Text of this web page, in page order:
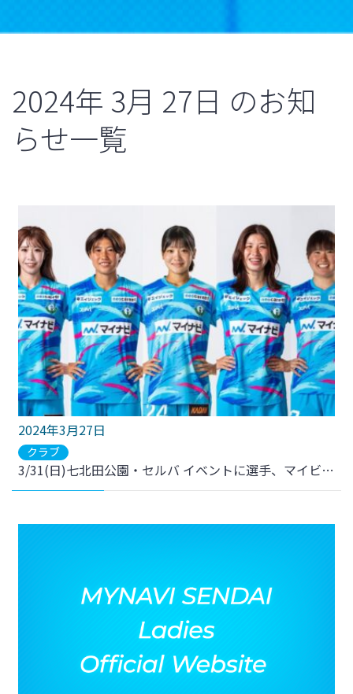
2024年 3月 27日 のお知
らせ一覧
2024年3月27日
クラブ
3/31(日)七北田公園・セルバ イベントに選手、マイビィ参加のお知らせ